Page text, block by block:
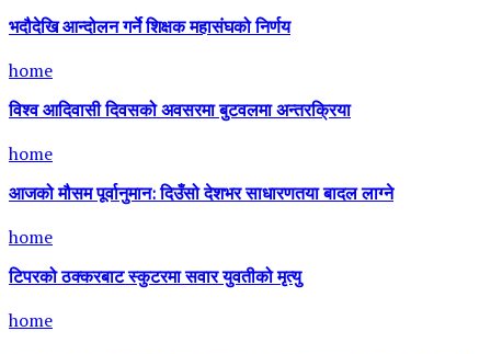
भदौदेखि आन्दोलन गर्ने शिक्षक महासंघको निर्णय
home
विश्व आदिवासी दिवसको अवसरमा बुटवलमा अन्तरक्रिया
home
आजको मौसम पूर्वानुमान: दिउँसो देशभर साधारणतया बादल लाग्ने
home
टिपरको ठक्करबाट स्कुटरमा सवार युवतीको मृत्यु
home